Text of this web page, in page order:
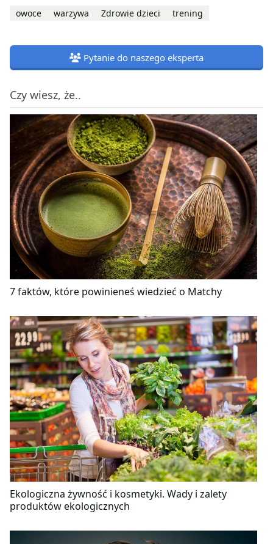
owoce warzywa Zdrowie dzieci trening
Pytanie do naszego eksperta
Czy wiesz, że..
7 faktów, które powinieneś wiedzieć o Matchy
Ekologiczna żywność i kosmetyki. Wady i zalety
produktów ekologicznych